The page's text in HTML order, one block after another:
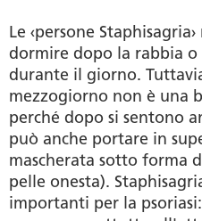
Le ‹persone
dormire dopo la rabbia o
durante il giorno.
mezzogiorno non è una
perché dopo si sentono
può anche portare in
mascherata sotto forma
pelle onesta).
importanti per la